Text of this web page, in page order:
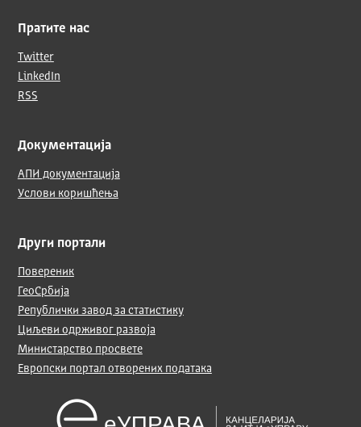
Пратите нас
Twitter
LinkedIn
RSS
Документација
АПИ документација
Услови коришћења
Други портали
Повереник
ГеоСрбија
Републички завод за статистику
Циљеви одрживог развоја
Министарство просвете
Европски портал отворених података